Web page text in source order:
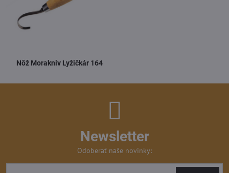
Nôž Morakniv Lyžičkár 164
Newsletter
Odoberať naše novinky: